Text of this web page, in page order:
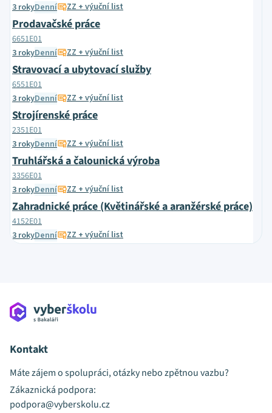
3 rokyDenní ZZ + výuční list
Prodavačské práce
6651E01
3 rokyDenní ZZ + výuční list
Stravovací a ubytovací služby
6551E01
3 rokyDenní ZZ + výuční list
Strojírenské práce
2351E01
3 rokyDenní ZZ + výuční list
Truhlářská a čalounická výroba
3356E01
3 rokyDenní ZZ + výuční list
Zahradnické práce (Květinářské a aranžérské práce)
4152E01
3 rokyDenní ZZ + výuční list
Kontakt
Máte zájem o spolupráci, otázky nebo zpětnou vazbu?
Zákaznická podpora:
podpora@vyberskolu.cz